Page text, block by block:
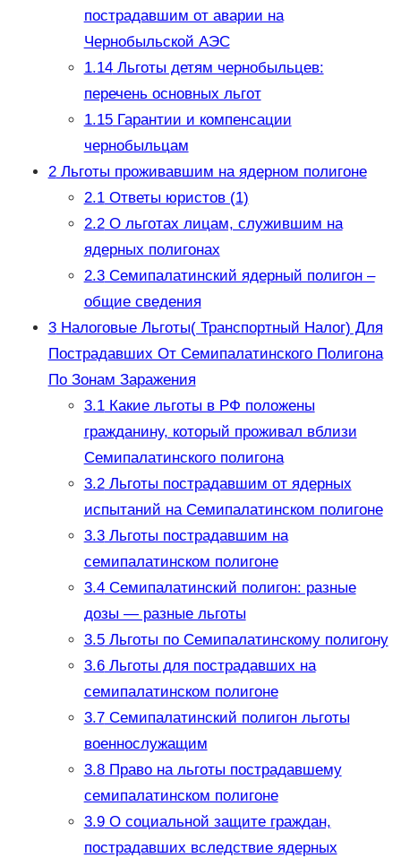
пострадавшим от аварии на
Чернобыльской АЭС
1.14Льготы детям чернобыльцев:
перечень основных льгот
1.15Гарантии и компенсации
чернобыльцам
2Льготы проживавшим на ядерном полигоне
2.1Ответы юристов (1)
2.2О льготах лицам, служившим на
ядерных полигонах
2.3Семипалатинский ядерный полигон –
общие сведения
3Налоговые Льготы( Транспортный Налог) Для
Пострадавших От Семипалатинского Полигона
По Зонам Заражения
3.1Какие льготы в РФ положены
гражданину, который проживал вблизи
Семипалатинского полигона
3.2Льготы пострадавшим от ядерных
испытаний на Семипалатинском полигоне
3.3Льготы пострадавшим на
семипалатинском полигоне
3.4Семипалатинский полигон: разные
дозы — разные льготы
3.5Льготы по Семипалатинскому полигону
3.6Льготы для пострадавших на
семипалатинском полигоне
3.7Семипалатинский полигон льготы
военнослужащим
3.8Право на льготы пострадавшему
семипалатинском полигоне
3.9О социальной защите гpаждан,
постpадавших вследствие ядеpных